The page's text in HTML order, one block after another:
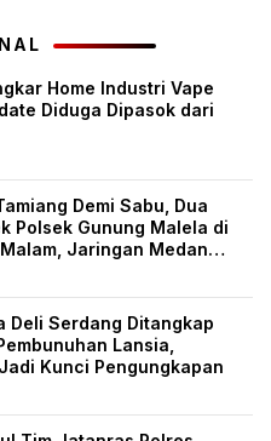
Home Industri Vape
Diduga Dipasok dari
Demi Sabu, Dua
Polsek Gunung Malela di
Jaringan Medan
Deli Serdang Ditangkap
Lansia,
Kunci Pengungkapan